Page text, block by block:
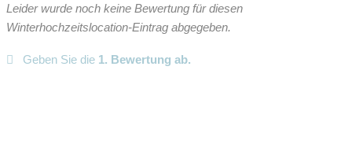
Leider wurde noch keine Bewertung für diesen
Winterhochzeitslocation-Eintrag abgegeben.
Geben Sie die 1. Bewertung ab.